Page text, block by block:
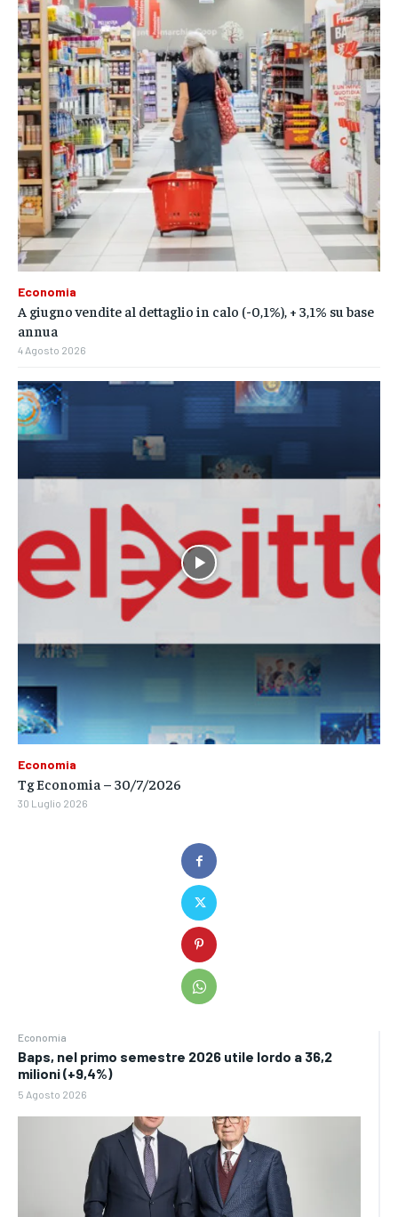
Economia
Baps, nel primo semestre 2026 utile lordo a 36,2
milioni (+9,4%)
5 Agosto 2026
Economia
A giugno vendite al dettaglio in calo (-0,1%), + 3,1% su base
annua
4 Agosto 2026
Economia
Tg Economia – 30/7/2026
30 Luglio 2026